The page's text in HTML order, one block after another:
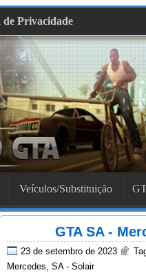
de Privacidade
Veículos/Substituição
GTA SA -
23 de setembro de 2023
Mercedes, SA - Solair